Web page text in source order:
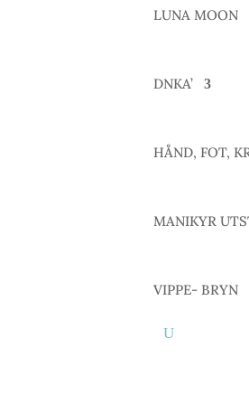
LUNA MOON
DNKA’
HÅND, FOT,
MANIKYR
VIPPE- BRYN